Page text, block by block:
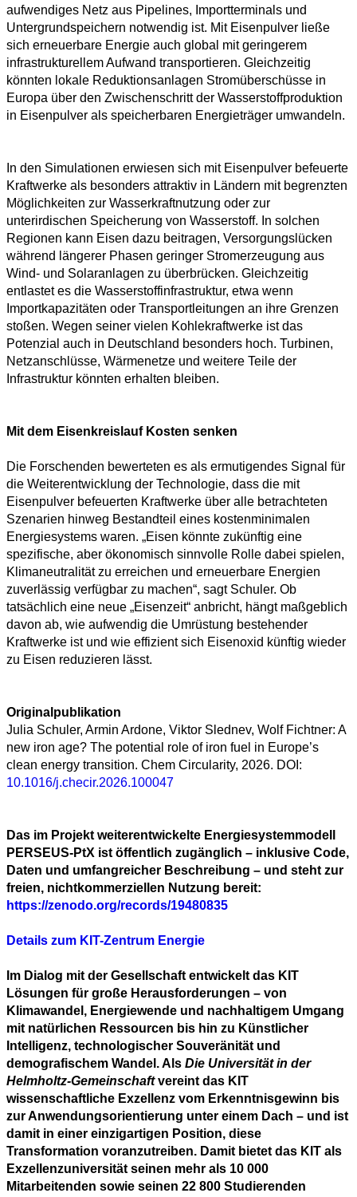
aufwendiges Netz aus Pipelines, Importterminals und
Untergrundspeichern notwendig ist. Mit Eisenpulver ließe
sich erneuerbare Energie auch global mit geringerem
infrastrukturellem Aufwand transportieren. Gleichzeitig
könnten lokale Reduktionsanlagen Stromüberschüsse in
Europa über den Zwischenschritt der Wasserstoffproduktion
in Eisenpulver als speicherbaren Energieträger umwandeln.
In den Simulationen erwiesen sich mit Eisenpulver befeuerte
Kraftwerke als besonders attraktiv in Ländern mit begrenzten
Möglichkeiten zur Wasserkraftnutzung oder zur
unterirdischen Speicherung von Wasserstoff. In solchen
Regionen kann Eisen dazu beitragen, Versorgungslücken
während längerer Phasen geringer Stromerzeugung aus
Wind- und Solaranlagen zu überbrücken. Gleichzeitig
entlastet es die Wasserstoffinfrastruktur, etwa wenn
Importkapazitäten oder Transportleitungen an ihre Grenzen
stoßen. Wegen seiner vielen Kohlekraftwerke ist das
Potenzial auch in Deutschland besonders hoch. Turbinen,
Netzanschlüsse, Wärmenetze und weitere Teile der
Infrastruktur könnten erhalten bleiben.
Mit dem Eisenkreislauf Kosten senken
Die Forschenden bewerteten es als ermutigendes Signal für
die Weiterentwicklung der Technologie, dass die mit
Eisenpulver befeuerten Kraftwerke über alle betrachteten
Szenarien hinweg Bestandteil eines kostenminimalen
Energiesystems waren. „Eisen könnte zukünftig eine
spezifische, aber ökonomisch sinnvolle Rolle dabei spielen,
Klimaneutralität zu erreichen und erneuerbare Energien
zuverlässig verfügbar zu machen“, sagt Schuler. Ob
tatsächlich eine neue „Eisenzeit“ anbricht, hängt maßgeblich
davon ab, wie aufwendig die Umrüstung bestehender
Kraftwerke ist und wie effizient sich Eisenoxid künftig wieder
zu Eisen reduzieren lässt.
Originalpublikation
Julia Schuler, Armin Ardone, Viktor Slednev, Wolf Fichtner: A
new iron age? The potential role of iron fuel in Europe’s
clean energy transition. Chem Circularity, 2026. DOI:
10.1016/j.checir.2026.100047
Das im Projekt weiterentwickelte Energiesystemmodell
PERSEUS-PtX ist öffentlich zugänglich – inklusive Code,
Daten und umfangreicher Beschreibung – und steht zur
freien, nichtkommerziellen Nutzung bereit:
https://zenodo.org/records/19480835
Details zum KIT-Zentrum Energie
Im Dialog mit der Gesellschaft entwickelt das KIT
Lösungen für große Herausforderungen – von
Klimawandel, Energiewende und nachhaltigem Umgang
mit natürlichen Ressourcen bis hin zu Künstlicher
Intelligenz, technologischer Souveränität und
demografischem Wandel. Als Die Universität in der
Helmholtz-Gemeinschaftvereint das KIT
wissenschaftliche Exzellenz vom Erkenntnisgewinn bis
zur Anwendungsorientierung unter einem Dach – und ist
damit in einer einzigartigen Position, diese
Transformation voranzutreiben. Damit bietet das KIT als
Exzellenzuniversität seinen mehr als 10 000
Mitarbeitenden sowie seinen 22 800 Studierenden